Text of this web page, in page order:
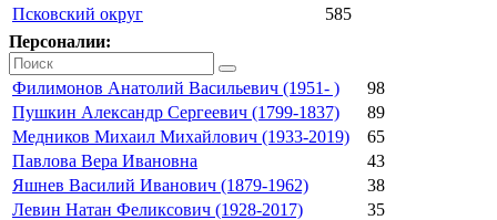
Псковский округ
585
Персоналии:
Филимонов Анатолий Васильевич (1951- )
98
Пушкин Александр Сергеевич (1799-1837)
89
Медников Михаил Михайлович (1933-2019)
65
Павлова Вера Ивановна
43
Яшнев Василий Иванович (1879-1962)
38
Левин Натан Феликсович (1928-2017)
35